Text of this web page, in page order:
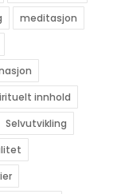
meditasjon
innhold
Selvutvikling